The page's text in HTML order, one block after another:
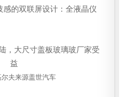
感的双联屏设计：全液晶仪
夫来源盖世汽车